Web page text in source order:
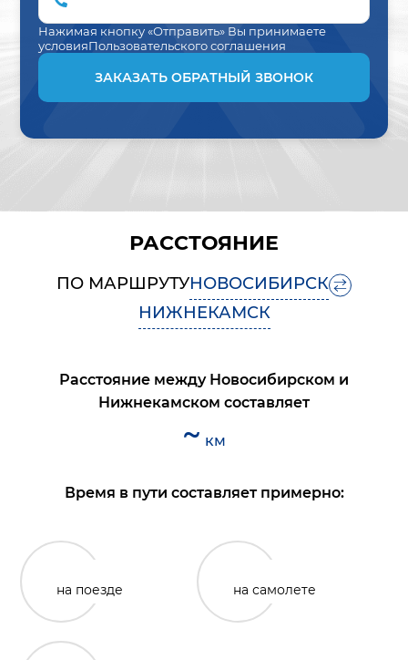
Нажимая кнопку «Отправить» Вы принимаете
условияПользовательского соглашения
ЗАКАЗАТЬ ОБРАТНЫЙ ЗВОНОК
РАССТОЯНИЕ
ПО МАРШРУТУНОВОСИБИРСК
НИЖНЕКАМСК
Расстояние между Новосибирском и
Нижнекамском составляет
~ км
Время в пути составляет примерно:
на поезде на самолете